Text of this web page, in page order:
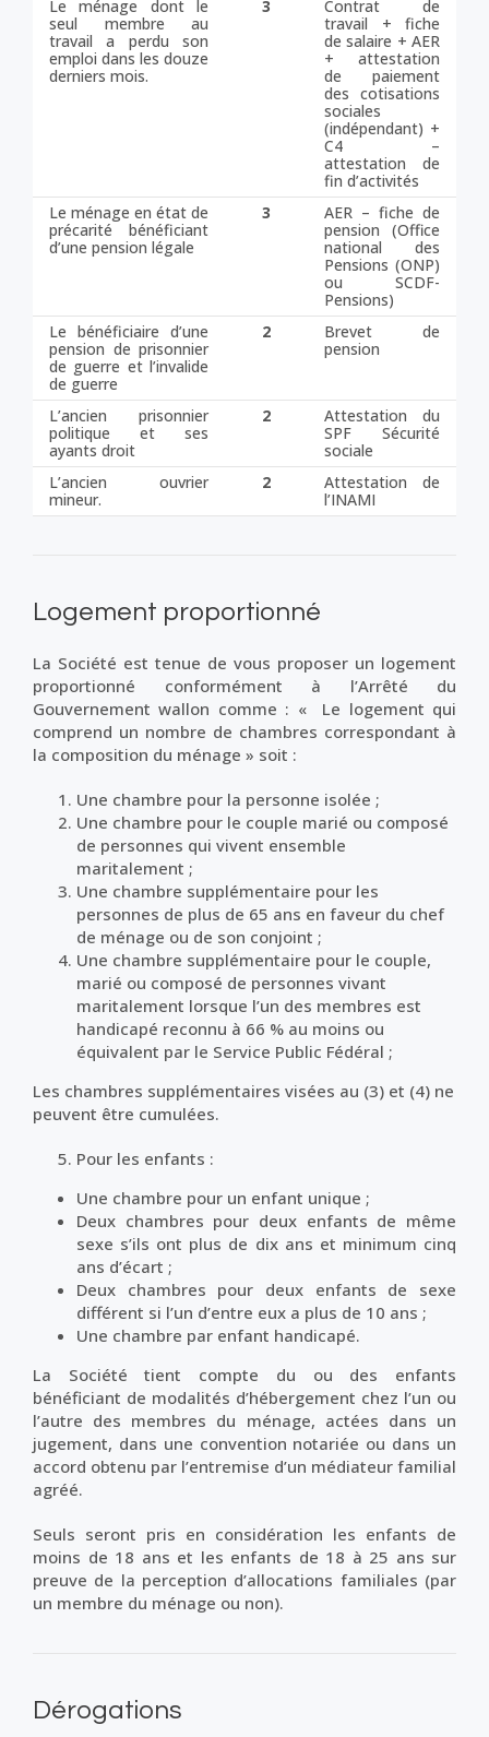
Le ménage dont le
seul membre au
travail a perdu son
emploi dans les douze
derniers mois.
3
Contrat de
travail + fiche
de salaire + AER
+ attestation
de paiement
des cotisations
sociales
(indépendant) +
C4 –
attestation de
fin d’activités
Le ménage en état de
précarité bénéficiant
d’une pension légale
3
AER – fiche de
pension (Office
national des
Pensions (ONP)
ou SCDF-
Pensions)
Le bénéficiaire d’une
pension de prisonnier
de guerre et l’invalide
de guerre
2
Brevet de
pension
L’ancien prisonnier
politique et ses
ayants droit
2
Attestation du
SPF Sécurité
sociale
L’ancien ouvrier
mineur.
2
Attestation de
l’INAMI
Logement proportionné
La Société est tenue de vous proposer un logement
proportionné conformément à l’Arrêté du
Gouvernement wallon comme : « Le logement qui
comprend un nombre de chambres correspondant à
la composition du ménage » soit :
Une chambre pour la personne isolée ;
Une chambre pour le couple marié ou composé
de personnes qui vivent ensemble
maritalement ;
Une chambre supplémentaire pour les
personnes de plus de 65 ans en faveur du chef
de ménage ou de son conjoint ;
Une chambre supplémentaire pour le couple,
marié ou composé de personnes vivant
maritalement lorsque l’un des membres est
handicapé reconnu à 66 % au moins ou
équivalent par le Service Public Fédéral ;
Les chambres supplémentaires visées au (3) et (4) ne
peuvent être cumulées.
Pour les enfants :
Une chambre pour un enfant unique ;
Deux chambres pour deux enfants de même
sexe s’ils ont plus de dix ans et minimum cinq
ans d’écart ;
Deux chambres pour deux enfants de sexe
différent si l’un d’entre eux a plus de 10 ans ;
Une chambre par enfant handicapé.
La Société tient compte du ou des enfants
bénéficiant de modalités d’hébergement chez l’un ou
l’autre des membres du ménage, actées dans un
jugement, dans une convention notariée ou dans un
accord obtenu par l’entremise d’un médiateur familial
agréé.
Seuls seront pris en considération les enfants de
moins de 18 ans et les enfants de 18 à 25 ans sur
preuve de la perception d’allocations familiales (par
un membre du ménage ou non).
Dérogations